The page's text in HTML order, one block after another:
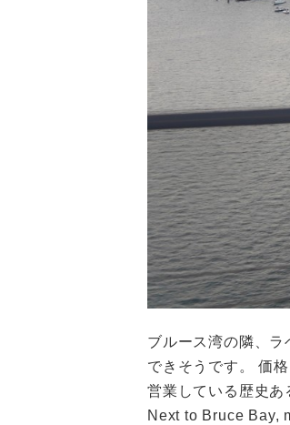
ブルース湾の隣、
できそうです。 価
営業している歴史あ
Next to Bruce Bay,